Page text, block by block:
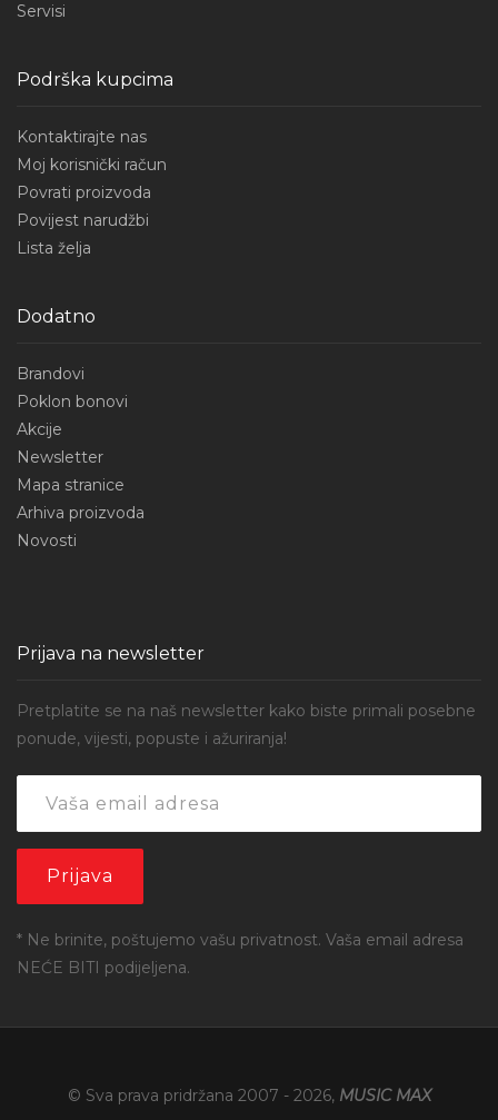
Servisi
Podrška kupcima
Kontaktirajte nas
Moj korisnički račun
Povrati proizvoda
Povijest narudžbi
Lista želja
Dodatno
Brandovi
Poklon bonovi
Akcije
Newsletter
Mapa stranice
Arhiva proizvoda
Novosti
Prijava na newsletter
Pretplatite se na naš newsletter kako biste primali posebne
ponude, vijesti, popuste i ažuriranja!
* Ne brinite, poštujemo vašu privatnost. Vaša email adresa
NEĆE BITI podijeljena.
© Sva prava pridržana 2007 - 2026, MUSIC MAX